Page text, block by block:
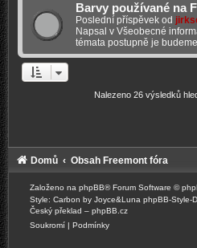
Barvy používané na
Poslední příspěvek od
Napsal v Všeobecné
témata postupně je
Nalezeno 26 výsledků
Domů Obsah Freemont fóra
Založeno na phpBB® Forum Software ©
Style: Carbon by Joyce&Luna phpBB-Style-
Český překlad – phpBB.cz
Soukromí | Podmínky